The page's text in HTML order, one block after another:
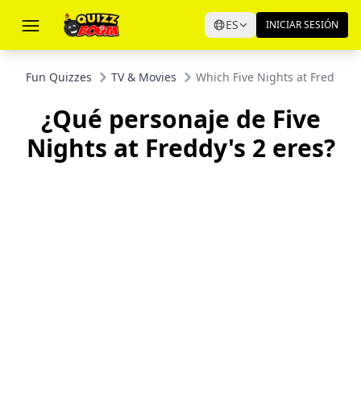
ES INICIAR SESIÓN
Fun Quizzes TV & Movies Which Five Nights at Freddy's
¿Qué personaje de Five
Nights at Freddy's 2 eres?